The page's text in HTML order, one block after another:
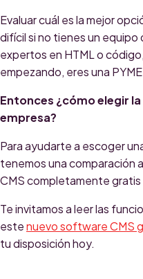
Evaluar cuál es la mejor
difícil si no tienes un
expertos en HTML o
empezando, eres una
Entonces ¿cómo elegir
empresa?
Para ayudarte a escoger
tenemos una comparación
CMS completamente
Te invitamos a leer las
estenuevo software CMS
tu disposición hoy.